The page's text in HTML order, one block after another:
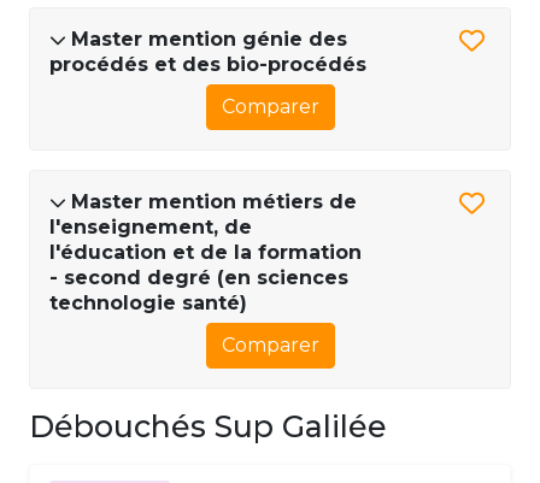
Master mention génie des
procédés et des bio-procédés
Comparer
Master mention métiers de
l'enseignement, de
l'éducation et de la formation
- second degré (en sciences
technologie santé)
Comparer
Débouchés Sup Galilée